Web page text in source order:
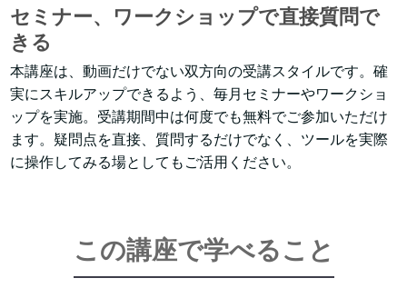
セミナー、ワークショップで直接質問で
きる
本講座は、動画だけでない双方向の受講スタイルです。確
実にスキルアップできるよう、毎月セミナーやワークショ
ップを実施。受講期間中は何度でも無料でご参加いただけ
ます。疑問点を直接、質問するだけでなく、ツールを実際
に操作してみる場としてもご活用ください。
この講座で学べること